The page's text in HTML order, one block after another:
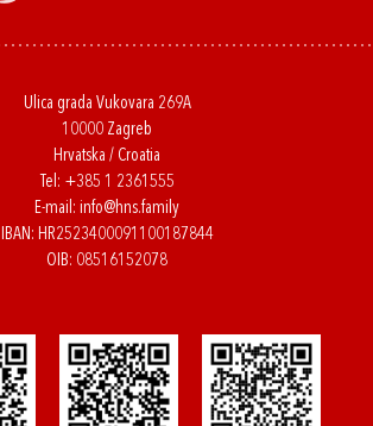
Ulica grada Vukovara 269A
10000 Zagreb
Hrvatska / Croatia
Tel: +385 1 2361555
E-mail: info@hns.family
IBAN: HR2523400091100187844
OIB: 08516152078